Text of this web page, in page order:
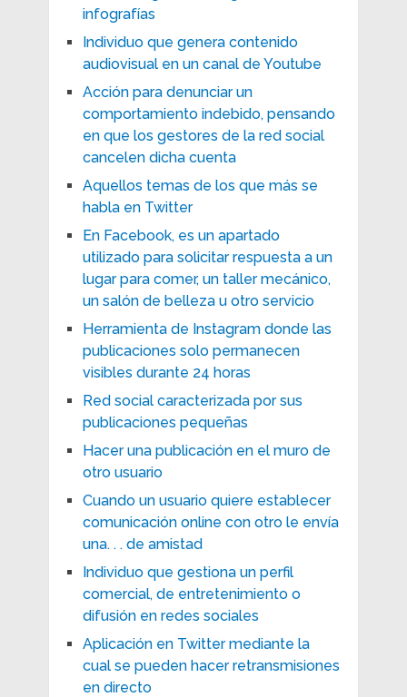
infografías
Individuo que genera contenido
audiovisual en un canal de Youtube
Acción para denunciar un
comportamiento indebido, pensando
en que los gestores de la red social
cancelen dicha cuenta
Aquellos temas de los que más se
habla en Twitter
En Facebook, es un apartado
utilizado para solicitar respuesta a un
lugar para comer, un taller mecánico,
un salón de belleza u otro servicio
Herramienta de Instagram donde las
publicaciones solo permanecen
visibles durante 24 horas
Red social caracterizada por sus
publicaciones pequeñas
Hacer una publicación en el muro de
otro usuario
Cuando un usuario quiere establecer
comunicación online con otro le envía
una. . . de amistad
Individuo que gestiona un perfil
comercial, de entretenimiento o
difusión en redes sociales
Aplicación en Twitter mediante la
cual se pueden hacer retransmisiones
en directo